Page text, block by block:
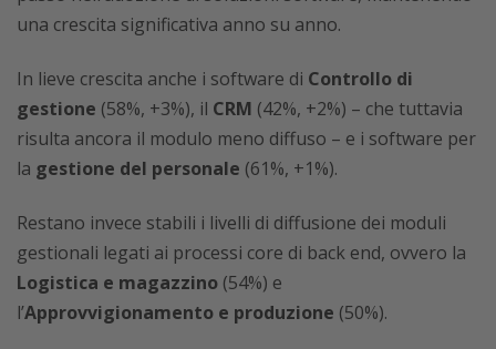
una crescita significativa anno su anno.
In lieve crescita anche i software di Controllo di
gestione (58%, +3%), il CRM (42%, +2%) – che tuttavia
risulta ancora il modulo meno diffuso – e i software per
la gestione del personale (61%, +1%).
Restano invece stabili i livelli di diffusione dei moduli
gestionali legati ai processi core di back end, ovvero la
Logistica e magazzino (54%) e
l’Approvvigionamento e produzione (50%).